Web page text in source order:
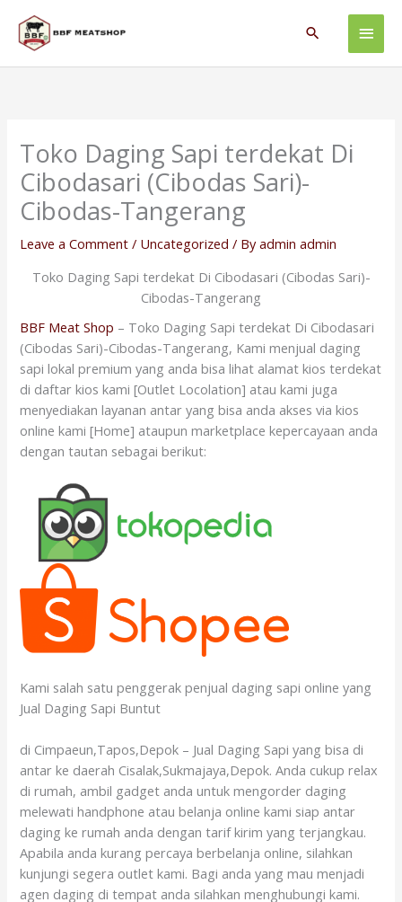
content
Main
Search
Toko Daging Sapi terdekat Di
Cibodasari (Cibodas Sari)-
Cibodas-Tangerang
Leave a Comment / Uncategorized / Byadmin admin
Toko Daging Sapi terdekat Di Cibodasari (Cibodas Sari)-
Cibodas-Tangerang
BBF Meat Shop – Toko Daging Sapi terdekat Di Cibodasari
(Cibodas Sari)-Cibodas-Tangerang, Kami menjual daging
sapi lokal premium yang anda bisa lihat alamat kios terdekat
di daftar kios kami [Outlet Locolation] atau kami juga
menyediakan layanan antar yang bisa anda akses via kios
online kami [Home] ataupun marketplace kepercayaan anda
dengan tautan sebagai berikut:
Kami salah satu penggerak penjual daging sapi online yang
Jual Daging Sapi Buntut
di Cimpaeun,Tapos,Depok – Jual Daging Sapi yang bisa di
antar ke daerah Cisalak,Sukmajaya,Depok. Anda cukup relax
di rumah, ambil gadget anda untuk mengorder daging
melewati handphone atau belanja online kami siap antar
daging ke rumah anda dengan tarif kirim yang terjangkau.
Apabila anda kurang percaya berbelanja online, silahkan
kunjungi segera outlet kami. Bagi anda yang mau menjadi
agen daging di tempat anda silahkan menghubungi kami.